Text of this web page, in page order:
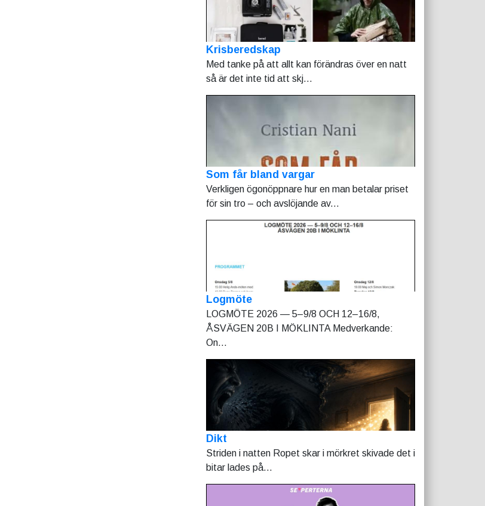
Krisberedskap
Med tanke på att allt kan förändras över en natt
så är det inte tid att skj...
Som får bland vargar
Verkligen ögonöppnare hur en man betalar priset
för sin tro – och avslöjande av...
Logmöte
LOGMÖTE 2026 — 5–9/8 OCH 12–16/8,
ÅSVÄGEN 20B I MÖKLINTA Medverkande:
On...
Dikt
Striden i natten Ropet skar i mörkret skivade det i
bitar lades på...